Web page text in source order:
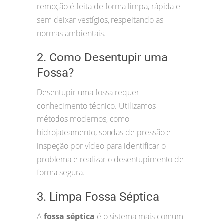
remoção é feita de forma limpa, rápida e
sem deixar vestígios, respeitando as
normas ambientais.
2. Como Desentupir uma
Fossa?
Desentupir uma fossa requer
conhecimento técnico. Utilizamos
métodos modernos, como
hidrojateamento, sondas de pressão e
inspeção por vídeo para identificar o
problema e realizar o desentupimento de
forma segura.
3. Limpa Fossa Séptica
Afossa séptica é o sistema mais comum